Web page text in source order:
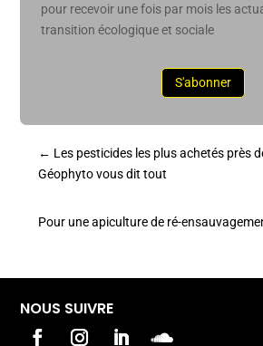
pour recevoir une fois par mois les
transition écologique et sociale
S'abonner
← Les pesticides les plus achetés près
Géophyto vous dit tout
Pour une apiculture de ré-
NOUS SUIVRE